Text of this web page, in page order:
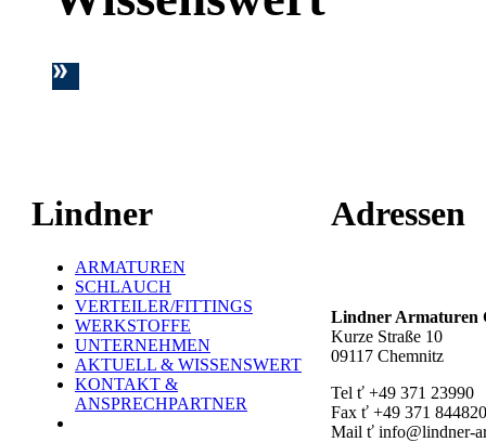
Lindner
ARMATUREN
SCHLAUCH
VERTEILER/FITTINGS
WERKSTOFFE
UNTERNEHMEN
AKTUELL & WISSENSWERT
KONTAKT &
ANSPRECHPARTNER
Adressen
Lindner Armaturen
Kurze Straße 10
09117 Chemnitz
Tel ť +49 371 23990
Fax ť +49 371
Mail ť info@lindner-